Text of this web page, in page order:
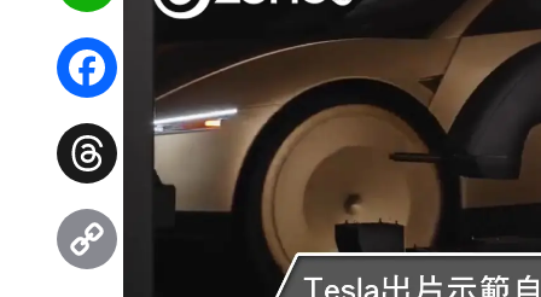
WhatsApp
Facebook
Threads